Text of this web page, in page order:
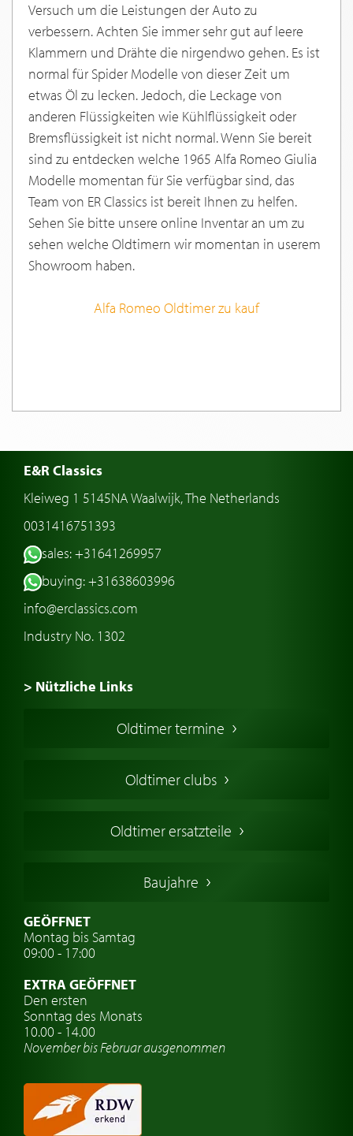
Versuch um die Leistungen der Auto zu
verbessern. Achten Sie immer sehr gut auf leere
Klammern und Drähte die nirgendwo gehen. Es ist
normal für Spider Modelle von dieser Zeit um
etwas Öl zu lecken. Jedoch, die Leckage von
anderen Flüssigkeiten wie Kühlflüssigkeit oder
Bremsflüssigkeit ist nicht normal. Wenn Sie bereit
sind zu entdecken welche 1965 Alfa Romeo Giulia
Modelle momentan für Sie verfügbar sind, das
Team von ER Classics ist bereit Ihnen zu helfen.
Sehen Sie bitte unsere online Inventar an um zu
sehen welche Oldtimern wir momentan in userem
Showroom haben.
Alfa Romeo Oldtimer zu kauf
E&R Classics
Kleiweg 1 5145NA Waalwijk, The Netherlands
0031416751393
sales: +31641269957
buying: +31638603996
info@erclassics.com
Industry No. 1302
> Nützliche Links
Oldtimers in Europa
Englische Oldtimer
Deutsche Oldtimer
Schwedische Oldtimer
Oldtimer mit h-kennzeichen
Auto Oldtimer Markt
Oldtimer-Versicherung
Oldtimer-Clubs
Oldtimer-Reisen
Automarken uhren
Oldtimer termine
Oldtimer clubs
Oldtimer ersatzteile
Baujahre
GEÖFFNET
Montag bis Samtag
09:00 - 17:00
EXTRA GEÖFFNET
Den ersten
Sonntag des Monats
10.00 - 14.00
November bis Februar ausgenommen